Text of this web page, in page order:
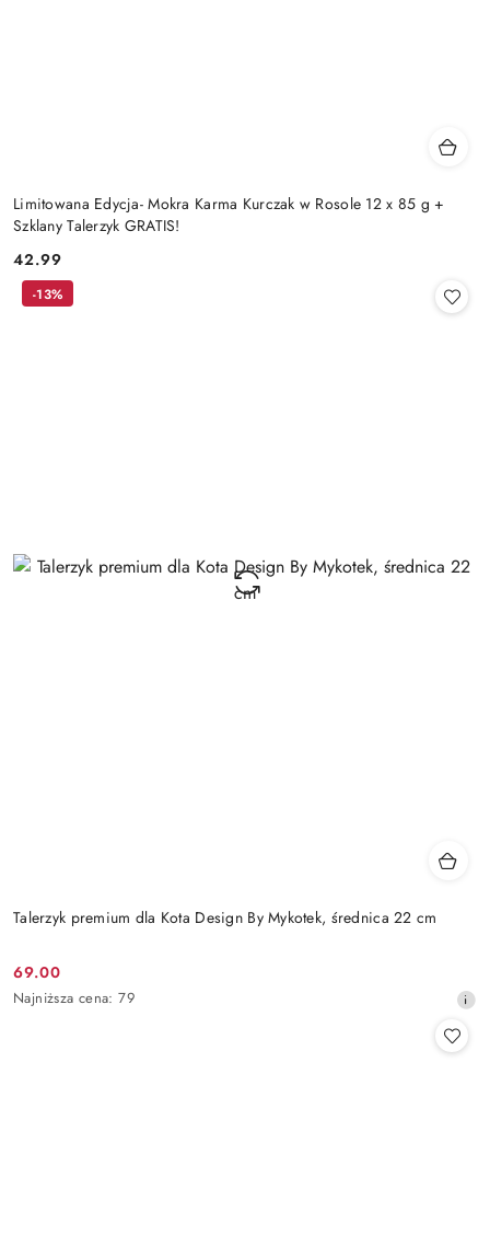
Limitowana Edycja- Mokra Karma Kurczak w Rosole 12 x 85 g +
Szklany Talerzyk GRATIS!
Cena:
42.99
Talerzyk premium dla Kota Design By Mykotek, średnica 22 cm
Cena
promocyjna:
69.00
Najniższa
Najniższa cena: 79
-13%